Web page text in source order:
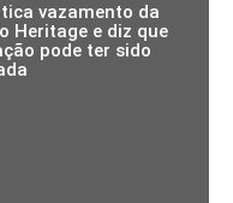
vazamento da
Heritage e diz que
pode ter sido